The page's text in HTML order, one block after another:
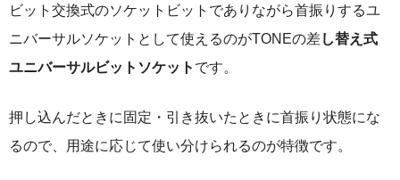
ビット交換式のソケットビットでありながら首振りするユ
ニバーサルソケットとして使えるのがTONEの差し替え式
ユニバーサルビットソケット です。
押し込んだときに固定・引き抜いたときに首振り状態にな
るので、用途に応じて使い分けられるのが特徴です。